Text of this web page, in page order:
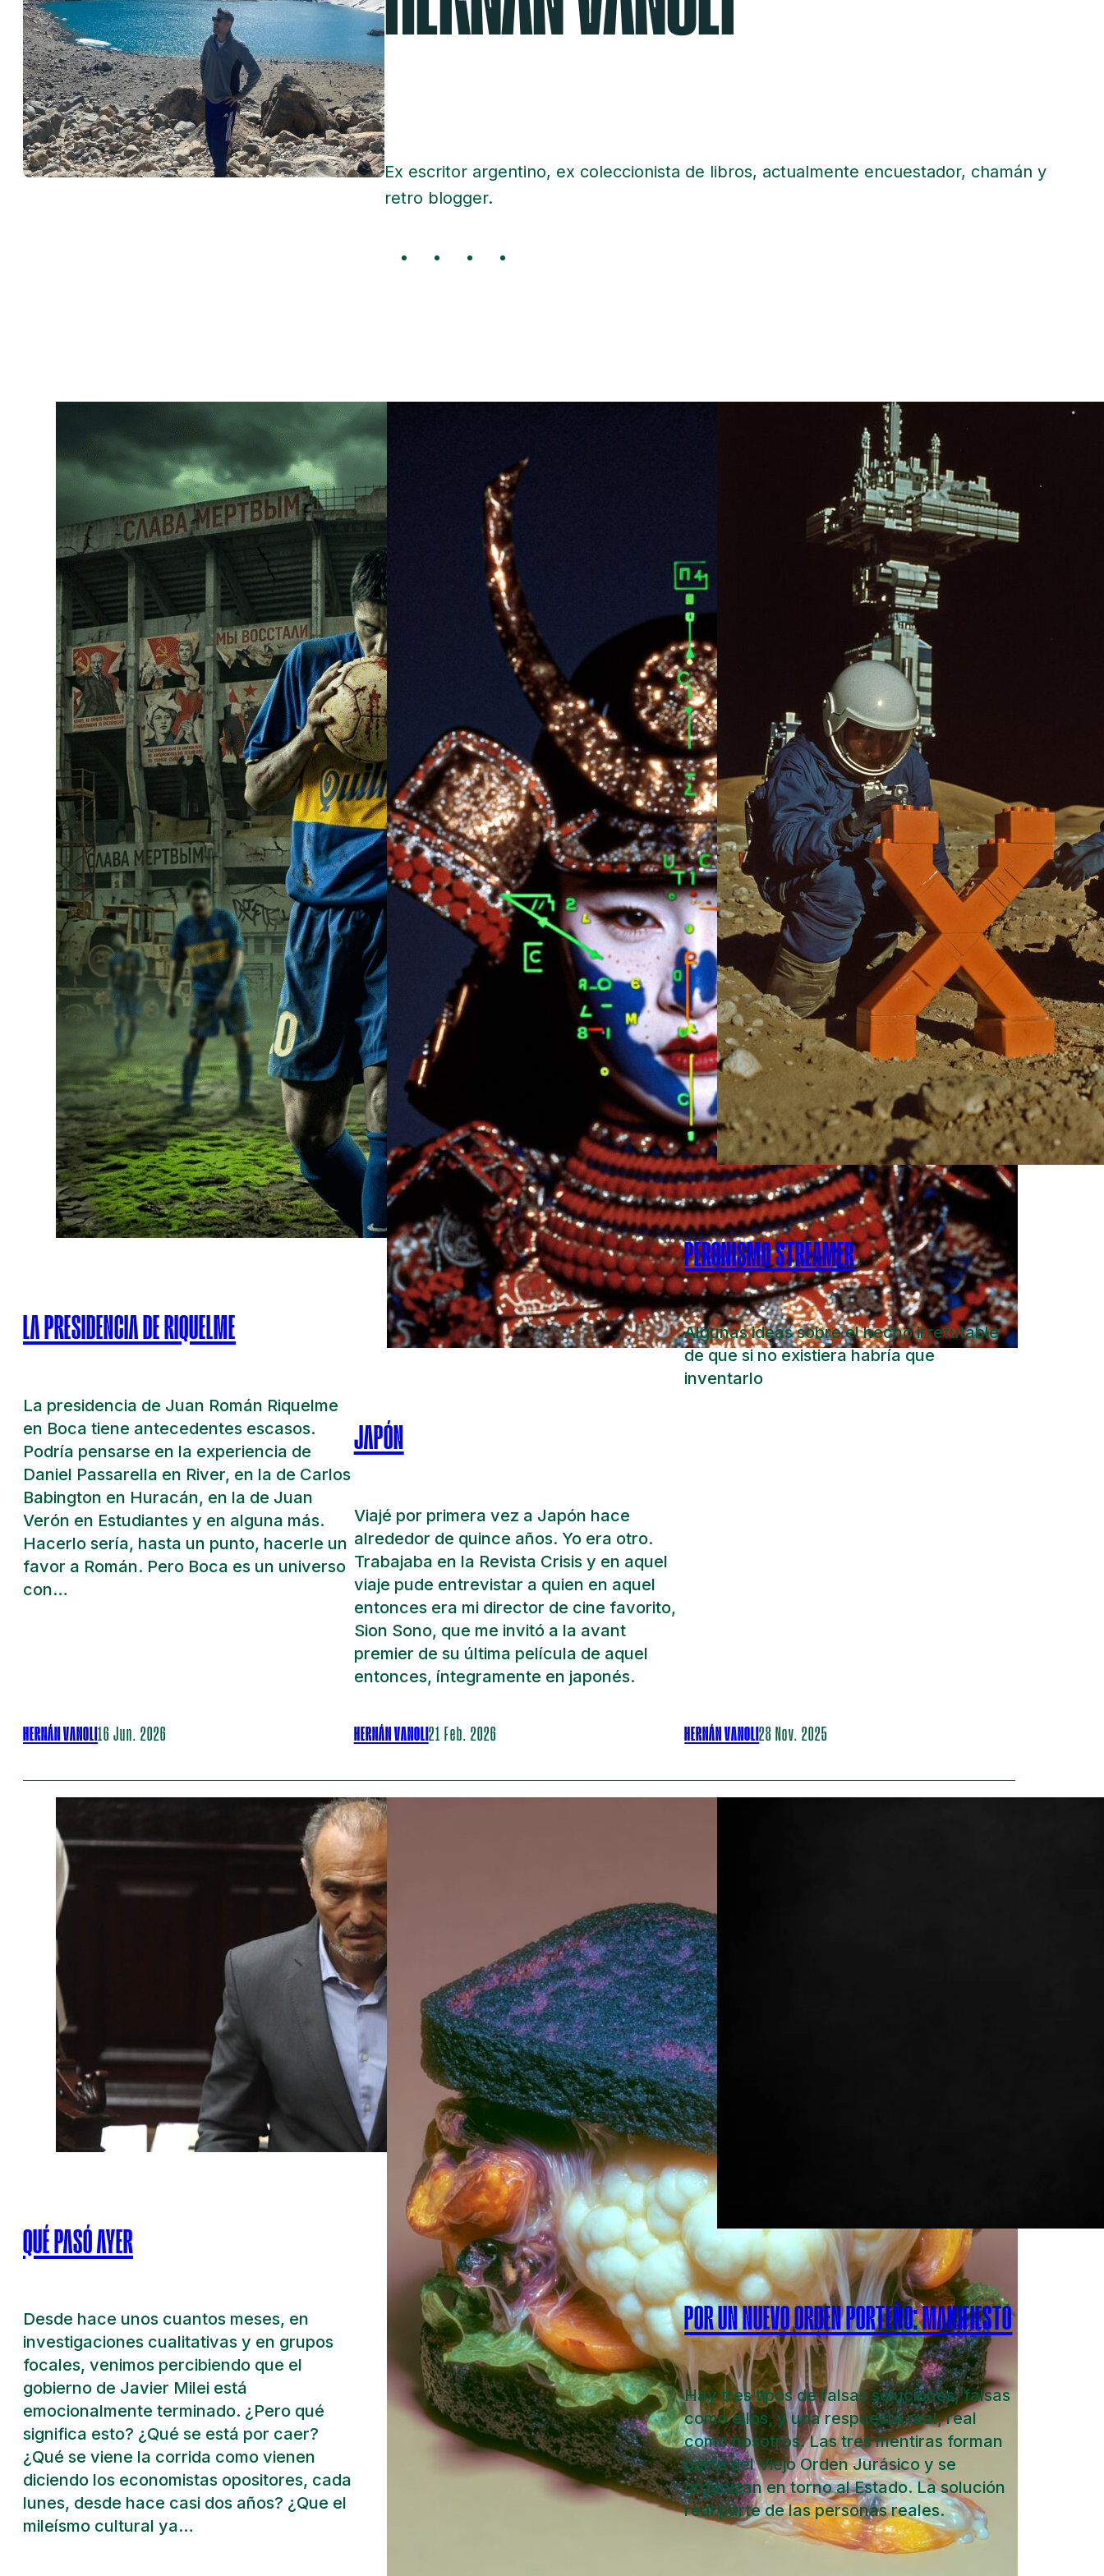
Ex escritor argentino, ex coleccionista de libros, actualmente encuestador, chamán y
retro blogger.
LA PRESIDENCIA DE RIQUELME
La presidencia de Juan Román Riquelme
en Boca tiene antecedentes escasos.
Podría pensarse en la experiencia de
Daniel Passarella en River, en la de Carlos
Babington en Huracán, en la de Juan
Verón en Estudiantes y en alguna más.
Hacerlo sería, hasta un punto, hacerle un
favor a Román. Pero Boca es un universo
con…
HERNÁN VANOLI16 Jun. 2026
JAPÓN
Viajé por primera vez a Japón hace
alrededor de quince años. Yo era otro.
Trabajaba en la Revista Crisis y en aquel
viaje pude entrevistar a quien en aquel
entonces era mi director de cine favorito,
Sion Sono, que me invitó a la avant
premier de su última película de aquel
entonces, íntegramente en japonés.
HERNÁN VANOLI21 Feb. 2026
PERONISMO STREAMER
Algunas ideas sobre el hecho irrefutable
de que si no existiera habría que
inventarlo
HERNÁN VANOLI28 Nov. 2025
QUÉ PASÓ AYER
Desde hace unos cuantos meses, en
investigaciones cualitativas y en grupos
focales, venimos percibiendo que el
gobierno de Javier Milei está
emocionalmente terminado. ¿Pero qué
significa esto? ¿Qué se está por caer?
¿Qué se viene la corrida como vienen
diciendo los economistas opositores, cada
lunes, desde hace casi dos años? ¿Que el
mileísmo cultural ya…
POR UN NUEVO ORDEN PORTEÑO: MANIFIESTO
Hay tres tipos de falsas soluciones, falsas
como ellos, y una respuesta real, real
como nosotros. Las tres mentiras forman
parte del Viejo Orden Jurásico y se
organizan en torno al Estado. La solución
real parte de las personas reales.